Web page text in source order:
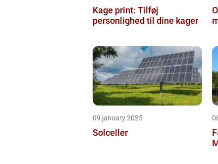
Kage print: Tilføj
personlighed til dine kager
09 january 2025
Solceller